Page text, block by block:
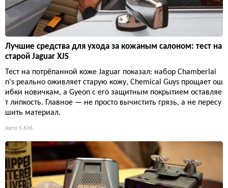
Лучшие средства для ухода за кожаным салоном: тест на
старой Jaguar XJS
Тест на потрёпанной коже Jaguar показал: набор Chamberlai
n's реально оживляет старую кожу, Chemical Guys прощает ош
ибки новичкам, а Gyeon с его защитным покрытием оставляе
т липкость. Главное — не просто вычистить грязь, а не пересу
шить материал.
Авто 5 696